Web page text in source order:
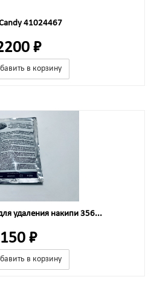
41024467
₽
в корзину
удаления накипи 356...
150 ₽
в корзину